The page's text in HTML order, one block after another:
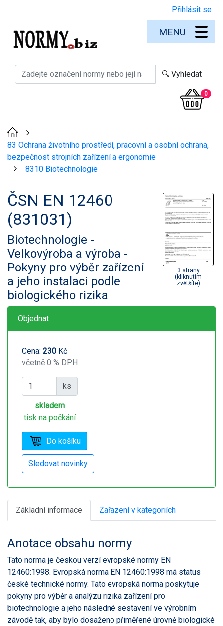
Přihlásit se
0
MENU
83 Ochrana životního prostředí, pracovní a osobní ochrana,
bezpečnost strojních zařízení a ergonomie
8310 Biotechnologie
ČSN EN 12460
(831031)
Biotechnologie -
Velkovýroba a výroba -
Pokyny pro výběr zařízení
a jeho instalaci podle
biologického rizika
3 strany
(kliknutím
zvětšíte)
Objednat
Cena: 230 Kč
včetně 0 % DPH
ks
skladem
tisk na počkání
Základní informace Zařazení v kategoriích
Anotace obsahu normy
Tato norma je českou verzí evropské normy EN
12460:1998. Evropská norma EN 12460:1998 má status
české technické normy. Tato evropská norma poskytuje
pokyny pro výběr a analýzu rizika zařízení pro
biotechnologie a jeho následné sestavení ve výrobním
závodě tak, aby bylo dosaženo přiměřené úrovně biologické